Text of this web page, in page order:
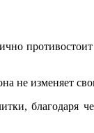
не изменяет